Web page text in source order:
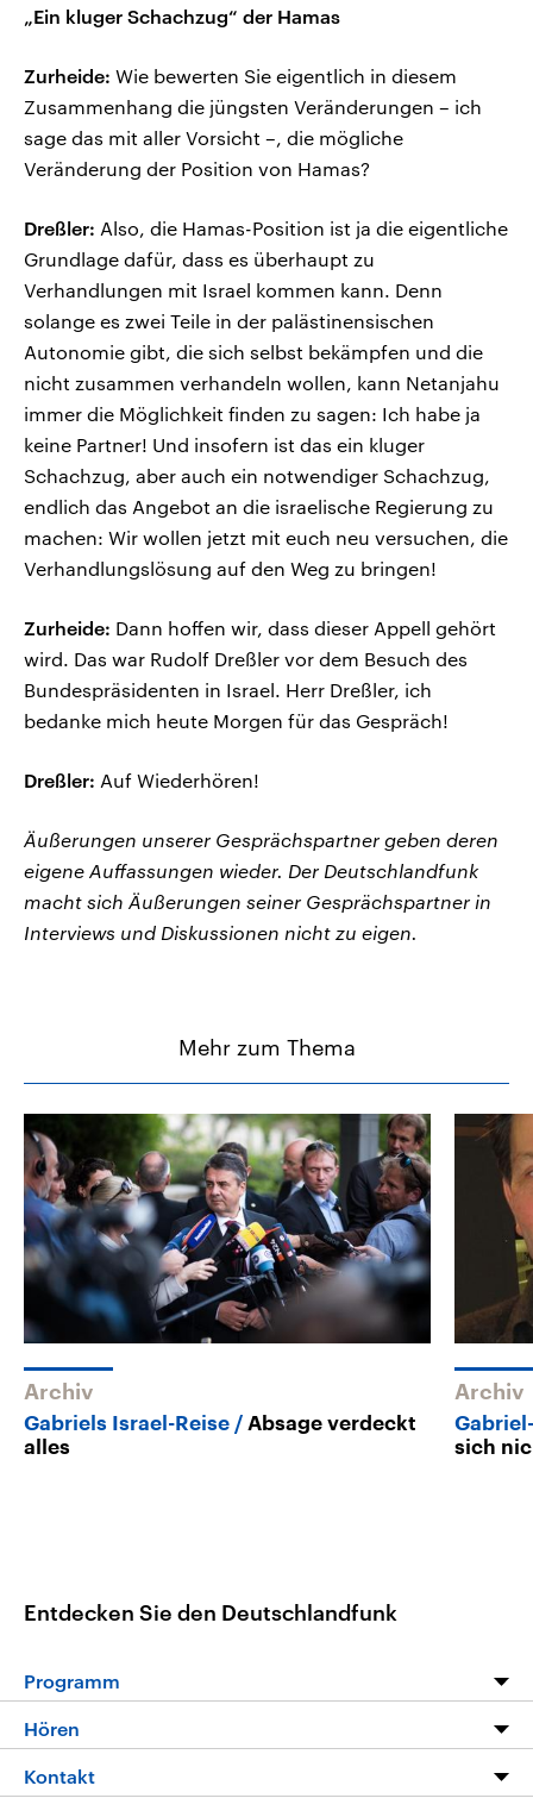
„Ein kluger Schachzug“ der Hamas
Zurheide: Wie bewerten Sie eigentlich in diesem
Zusammenhang die jüngsten Veränderungen – ich
sage das mit aller Vorsicht –, die mögliche
Veränderung der Position von Hamas?
Dreßler: Also, die Hamas-Position ist ja die eigentliche
Grundlage dafür, dass es überhaupt zu
Verhandlungen mit Israel kommen kann. Denn
solange es zwei Teile in der palästinensischen
Autonomie gibt, die sich selbst bekämpfen und die
nicht zusammen verhandeln wollen, kann Netanjahu
immer die Möglichkeit finden zu sagen: Ich habe ja
keine Partner! Und insofern ist das ein kluger
Schachzug, aber auch ein notwendiger Schachzug,
endlich das Angebot an die israelische Regierung zu
machen: Wir wollen jetzt mit euch neu versuchen, die
Verhandlungslösung auf den Weg zu bringen!
Zurheide: Dann hoffen wir, dass dieser Appell gehört
wird. Das war Rudolf Dreßler vor dem Besuch des
Bundespräsidenten in Israel. Herr Dreßler, ich
bedanke mich heute Morgen für das Gespräch!
Dreßler: Auf Wiederhören!
Äußerungen unserer Gesprächspartner geben deren
eigene Auffassungen wieder. Der Deutschlandfunk
macht sich Äußerungen seiner Gesprächspartner in
Interviews und Diskussionen nicht zu eigen.
Mehr zum Thema
Archiv
Gabriels Israel-Reise
Absage verdeckt
alles
Archiv
sich
Entdecken Sie den Deutschlandfunk
Programm
Programm
Die Nachrichten
Hören
Livestream
Kontakt